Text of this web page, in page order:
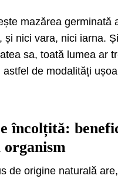
mazărea germinată
și nici vara, nici iarna.
sa, toată lumea ar
astfel de modalități
încolțită:
de origine naturală